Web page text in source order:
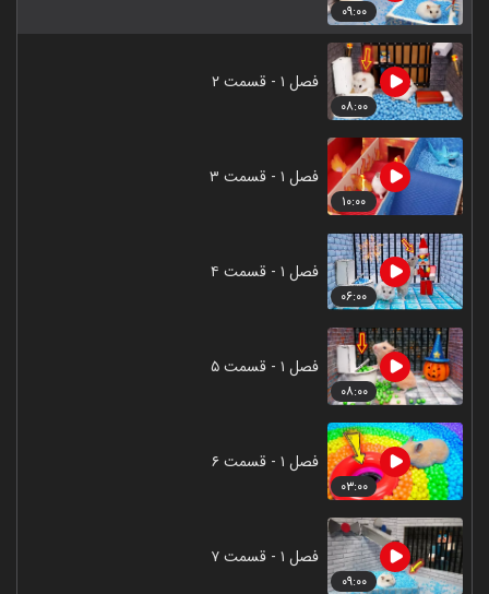
۰۹:۰۰
۰۸:۰۰
فصل ۱ - قسمت ۲
۱۰:۰۰
فصل ۱ - قسمت ۳
۰۶:۰۰
فصل ۱ - قسمت ۴
۰۸:۰۰
فصل ۱ - قسمت ۵
۰۳:۰۰
فصل ۱ - قسمت ۶
۰۹:۰۰
فصل ۱ - قسمت ۷